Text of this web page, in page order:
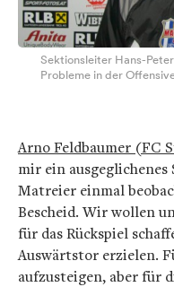
Sektionsleiter Hans-
Probleme in der
Arno Feldbaumer (FC
mir ein
Matreier einmal
Bescheid. Wir wollen
für das Rückspiel
Auswärtstor erzielen.
aufzusteigen, aber für